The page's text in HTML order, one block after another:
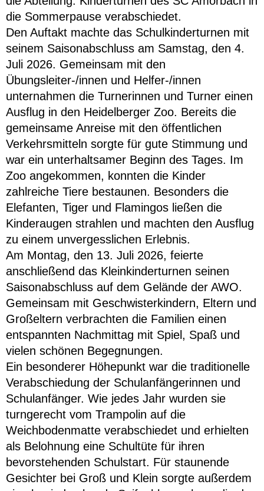
die Sommerpause verabschiedet.
Den Auftakt machte das Schulkinderturnen mit
seinem Saisonabschluss am Samstag, den 4.
Juli 2026. Gemeinsam mit den
Übungsleiter-/innen und Helfer-/innen
unternahmen die Turnerinnen und Turner einen
Ausflug in den Heidelberger Zoo. Bereits die
gemeinsame Anreise mit den öffentlichen
Verkehrsmitteln sorgte für gute Stimmung und
war ein unterhaltsamer Beginn des Tages. Im
Zoo angekommen, konnten die Kinder
zahlreiche Tiere bestaunen. Besonders die
Elefanten, Tiger und Flamingos ließen die
Kinderaugen strahlen und machten den Ausflug
zu einem unvergesslichen Erlebnis.
Am Montag, den 13. Juli 2026, feierte
anschließend das Kleinkinderturnen seinen
Saisonabschluss auf dem Gelände der AWO.
Gemeinsam mit Geschwisterkindern, Eltern und
Großeltern verbrachten die Familien einen
entspannten Nachmittag mit Spiel, Spaß und
vielen schönen Begegnungen.
Ein besonderer Höhepunkt war die traditionelle
Verabschiedung der Schulanfängerinnen und
Schulanfänger. Wie jedes Jahr wurden sie
turngerecht vom Trampolin auf die
Weichbodenmatte verabschiedet und erhielten
als Belohnung eine Schultüte für ihren
bevorstehenden Schulstart. Für staunende
Gesichter bei Groß und Klein sorgte außerdem